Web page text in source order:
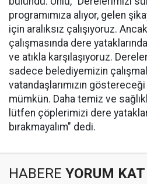
programımıza alıyor, gelen
için aralıksız çalışıyoruz.
çalışmasında dere
ve atıkla karşılaşıyoruz.
sadece belediyemizin
vatandaşlarımızın
mümkün. Daha temiz ve
lütfen çöplerimizi dere
bırakmayalım" dedi.
HABERE YORUM KAT